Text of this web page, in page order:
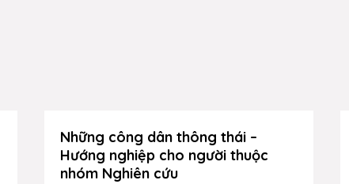
Những công dân thông thái –
Hướng nghiệp cho người thuộc
nhóm Nghiên cứu